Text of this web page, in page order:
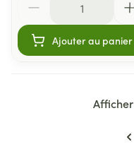
Ajouter au panier
Afficher